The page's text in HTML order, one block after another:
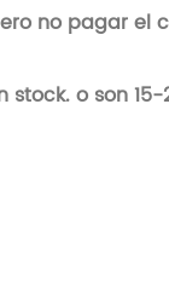
no pagar el
o son